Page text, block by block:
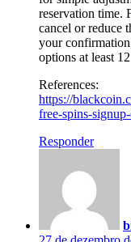
reservation time.
cancel or reduce
your
options at least
References:
https://
free-spins-
Responder